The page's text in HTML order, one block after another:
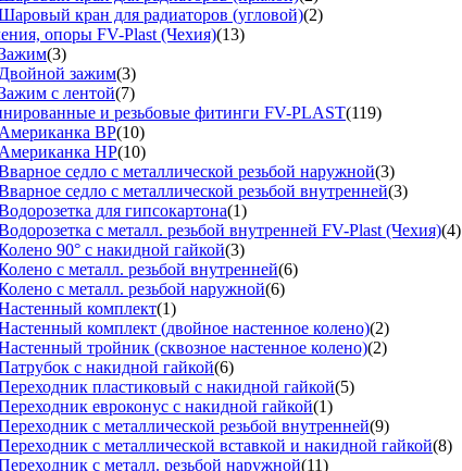
кран для радиаторов (угловой)(2)
опоры FV-Plast (Чехия)(13)
(3)
Двойной зажим(3)
с лентой(7)
и резьбовые фитинги FV-PLAST(119)
Американка ВР(10)
Американка НР(10)
седло с металлической резьбой наружной(3)
седло с металлической резьбой внутренней(3)
для гипсокартона(1)
с металл. резьбой внутренней FV-Plast (Чехия)(4)
90° с накидной гайкой(3)
с металл. резьбой внутренней(6)
с металл. резьбой наружной(6)
комплект(1)
комплект (двойное настенное колено)(2)
тройник (сквозное настенное колено)(2)
с накидной гайкой(6)
пластиковый с накидной гайкой(5)
евроконус с накидной гайкой(1)
с металлической резьбой внутренней(9)
с металлической вставкой и накидной гайкой(8)
с металл. резьбой наружной(11)